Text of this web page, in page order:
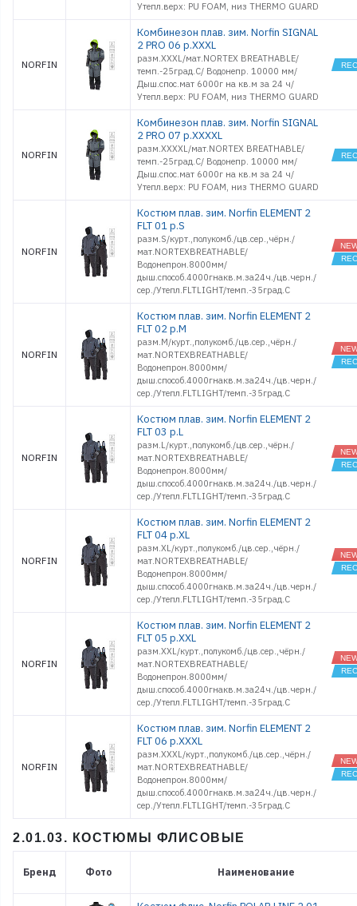
Утепл.верх: PU FOAM, низ THERMO GUARD
NORFIN
Комбинезон плав. зим. Norfin SIGNAL
2 PRO 06 р.XXXL
разм.XXXL/мат.NORTEX BREATHABLE/
темп.-25град.С/ Водонепр. 10000 мм/
Дыш.спос.мат 6000г на кв.м за 24 ч/
Утепл.верх: PU FOAM, низ THERMO GUARD
NORFIN
Комбинезон плав. зим. Norfin SIGNAL
2 PRO 07 р.XXXXL
разм.XXXXL/мат.NORTEX BREATHABLE/
темп.-25град.С/ Водонепр. 10000 мм/
Дыш.спос.мат 6000г на кв.м за 24 ч/
Утепл.верх: PU FOAM, низ THERMO GUARD
NORFIN
Костюм плав. зим. Norfin ELEMENT 2
FLT 01 р.S
разм.S/курт.,полукомб./цв.сер.,чёрн./
мат.NORTEXBREATHABLE/
Водонепрон.8000мм/
дыш.способ.4000гнакв.м.за24ч./цв.черн./
сер./Утепл.FLTLIGHT/темп.-35град.С
NORFIN
Костюм плав. зим. Norfin ELEMENT 2
FLT 02 р.M
разм.M/курт.,полукомб./цв.сер.,чёрн./
мат.NORTEXBREATHABLE/
Водонепрон.8000мм/
дыш.способ.4000гнакв.м.за24ч./цв.черн./
сер./Утепл.FLTLIGHT/темп.-35град.С
NORFIN
Костюм плав. зим. Norfin ELEMENT 2
FLT 03 р.L
разм.L/курт.,полукомб./цв.сер.,чёрн./
мат.NORTEXBREATHABLE/
Водонепрон.8000мм/
дыш.способ.4000гнакв.м.за24ч./цв.черн./
сер./Утепл.FLTLIGHT/темп.-35град.С
NORFIN
Костюм плав. зим. Norfin ELEMENT 2
FLT 04 р.XL
разм.XL/курт.,полукомб./цв.сер.,чёрн./
мат.NORTEXBREATHABLE/
Водонепрон.8000мм/
дыш.способ.4000гнакв.м.за24ч./цв.черн./
сер./Утепл.FLTLIGHT/темп.-35град.С
NORFIN
Костюм плав. зим. Norfin ELEMENT 2
FLT 05 р.XXL
разм.XXL/курт.,полукомб./цв.сер.,чёрн./
мат.NORTEXBREATHABLE/
Водонепрон.8000мм/
дыш.способ.4000гнакв.м.за24ч./цв.черн./
сер./Утепл.FLTLIGHT/темп.-35град.С
NORFIN
Костюм плав. зим. Norfin ELEMENT 2
FLT 06 р.XXXL
разм.XXXL/курт.,полукомб./цв.сер.,чёрн./
мат.NORTEXBREATHABLE/
Водонепрон.8000мм/
дыш.способ.4000гнакв.м.за24ч./цв.черн./
сер./Утепл.FLTLIGHT/темп.-35град.С
2.01.03. КОСТЮМЫ ФЛИСОВЫЕ
Бренд Фото Наименование